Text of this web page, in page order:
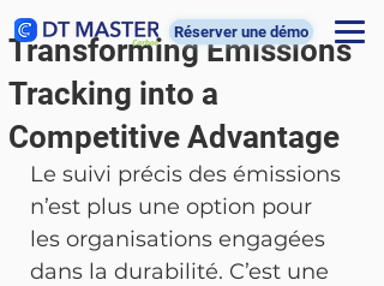
Réserver une démo
Transforming Emissions
Tracking into a
Competitive Advantage
Le suivi précis des émissions
n’est plus une option pour
les organisations engagées
dans la durabilité. C’est une